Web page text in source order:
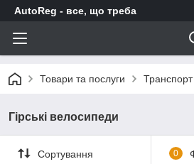
AutoReg - все, що треба
Товари та послуги Транспорт
Гірські велосипеди
Сортування 0